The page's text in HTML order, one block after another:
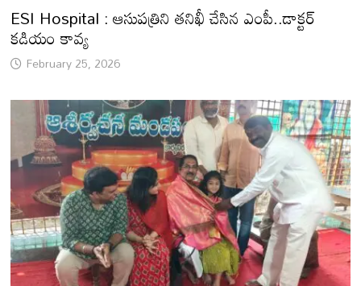
ESI Hospital : ఆసుపత్రిని తనిఖీ చేసిన ఎంపీ..డాక్టర్
కడియం కావ్య
February 25, 2026